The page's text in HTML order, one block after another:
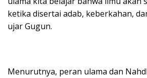
ketika disertai adab, keberkahan,
ujar Gugun.
Menurutnya, peran ulama dan